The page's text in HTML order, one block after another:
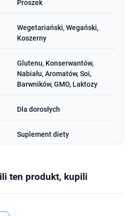
Proszek
Wegetariański, Wegański,
Koszerny
Glutenu, Konserwantów,
Nabiału, Aromatów, Soi,
Barwników, GMO, Laktozy
Dla dorosłych
Suplement diety
ten produkt, kupili